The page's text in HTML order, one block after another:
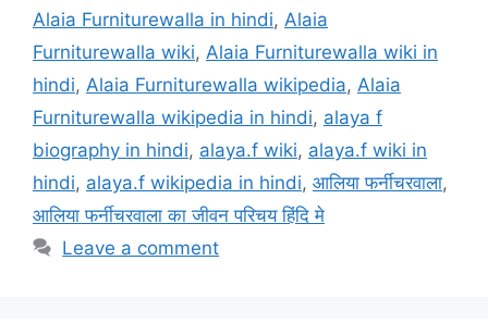
Alaia Furniturewalla in hindi, Alaia
Furniturewalla wiki, Alaia Furniturewalla wiki in
hindi, Alaia Furniturewalla wikipedia, Alaia
Furniturewalla wikipedia in hindi, alaya f
biography in hindi, alaya.f wiki, alaya.f wiki in
hindi, alaya.f wikipedia in hindi, आलिया फर्नीचरवाला,
आलिया फर्नीचरवाला का जीवन परिचय हिंदि मे
Leave a comment